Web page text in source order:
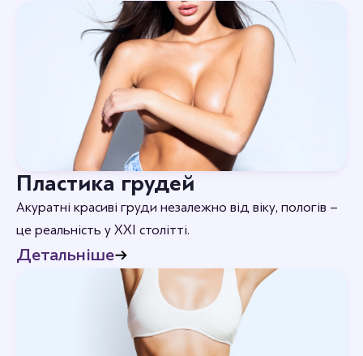
Пластика грудей
Акуратні красиві груди незалежно від віку, пологів –
це реальність у XXI столітті.
Детальніше